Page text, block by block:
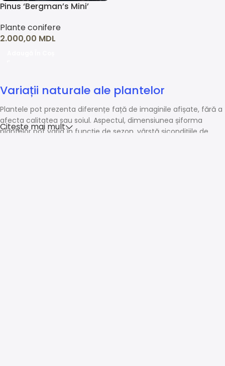
Pinus ‘Bergman’s Mini’
Plante conifere
2.000,00 MDL
Variații naturale ale plantelor
Plantele pot prezenta diferențe față de imaginile afișate, fără a
afecta calitatea sau soiul. Aspectul, dimensiunea șiforma
plantelor pot varia în funcție de sezon, vârstă șicondițiile de
Citește mai mult